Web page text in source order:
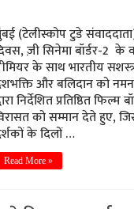
(टेलीस्कोप टुडे
ज़ी सिनेमा बॉर्डर-2 के
के साथ भारतीय
और बलिदान को नमन
निर्देशित प्रतिष्ठित
को सम्मान देते हुए,
के दिलों …
Read More »